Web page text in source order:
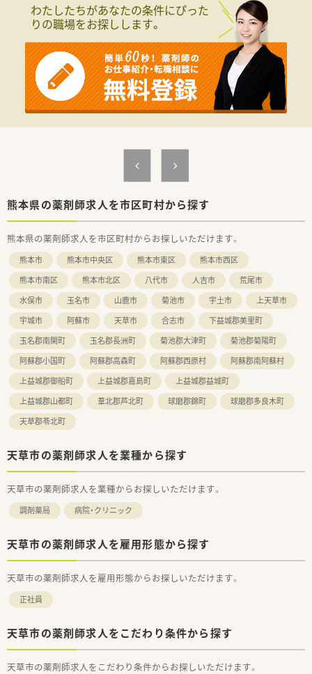
【法人特徴について】
■大正12年に創業した天草の老舗薬局グループであり、熊本県
と長崎県を中心に20店舗以上の調剤薬局を堅実に展開していま
す。
■年間1、2店舗のペースで新規出店を続けており、伝統を大切に
しながらも常に新しい挑戦を続ける成長性の高い法人組織で
す。
■グループ全店を繋いだインターネット会議を毎月実施してお
り、組織全体で薬剤師のスキル向上を支援する体制が整っていま
す。
【こんな取り組みをしています】
■調剤過誤を防止するために全店舗でピッキング支援システム
都心部と変わらない最新の薬学知識をアップデートし続けてい
ます。
おり、時代のニーズに合わせた薬局機能の拡充を図っています。
わたしたちがあなたの条件にぴった
りの職場をお探しします。
熊本県の薬剤師求人を市区町村から探す
熊本県の薬剤師求人を市区町村からお探しいただけます。
熊本市 熊本市中央区 熊本市東区
熊本市西区
熊本市南区
熊本市北区 八代市 人吉市
荒尾市
水俣市
玉名市 山鹿市 菊池市 宇土市
上天草市
宇城市
阿蘇市 天草市 合志市
下益城郡美里町
玉名郡南関町
玉名郡長洲町 菊池郡大津町
菊池郡菊陽町
阿蘇郡小国町
阿蘇郡高森町 阿蘇郡西原村
阿蘇郡南阿蘇村
上益城郡御船町
上益城郡嘉島町
上益城郡益城町
上益城郡山都町
葦北郡芦北町 球磨郡錦町
球磨郡多良木町
天草郡苓北町
天草市の薬剤師求人を業種から探す
天草市の薬剤師求人を業種からお探しいただけます。
調剤薬局 病院・クリニック
天草市の薬剤師求人を雇用形態から探す
天草市の薬剤師求人を雇用形態からお探しいただけます。
正社員
天草市の薬剤師求人をこだわり条件から探す
天草市の薬剤師求人をこだわり条件からお探しいただけます。